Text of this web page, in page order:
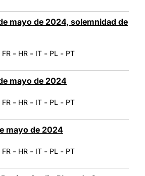
mayo de 2024, solemnidad de
FR - HR - IT - PL - PT
mayo de 2024
FR - HR - IT - PL - PT
mayo de 2024
FR - HR - IT - PL - PT